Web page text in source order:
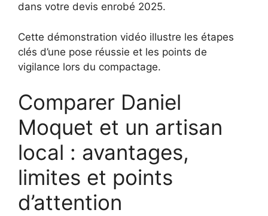
dans votre devis enrobé 2025.
Cette démonstration vidéo illustre les étapes
clés d’une pose réussie et les points de
vigilance lors du compactage.
Comparer Daniel
Moquet et un artisan
local : avantages,
limites et points
d’attention